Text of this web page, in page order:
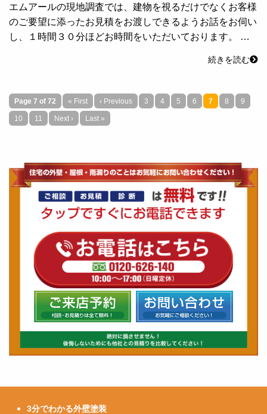
エムアールの現地調査では、建物を視るだけでなくお客様
のご要望に添ったお見積をお渡しできるようお話をお伺い
し、１時間３０分ほどお時間をいただいております。 …
続きを読む
Page 7 of 72 « First ‹ Previous 3 4 5 6 7 8 9
10 11 Next › Last »
3分でわかる外壁塗装